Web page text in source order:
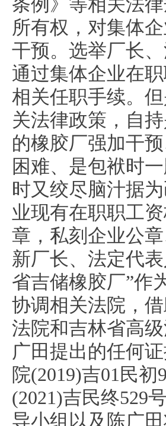
所有权，对集体
干预。选举厂长
通过集体企业在
相关任职手续。
关法律政策，自
的橡胶厂强加干
困难、是包袱时
时又绞尽脑汁据
业现有在职职工
章，私刻企业公
新厂长、法定代
省吉储橡胶厂”作
协调相关法院，
法院和吉林省高
广田提出的任何
院(2019)吉01民
(2021)吉民终529
导小组以及陈广